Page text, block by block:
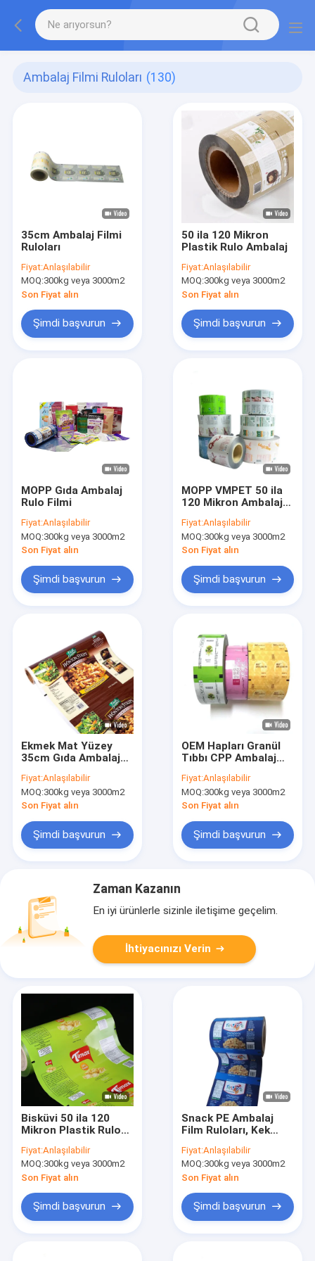
Ambalaj Filmi Ruloları (130)
35cm Ambalaj Filmi
Ruloları
Fiyat:Anlaşılabilir
MOQ:300kg veya 3000m2
Son Fiyat alın
Şimdi başvurun
50 ila 120 Mikron
Plastik Rulo Ambalaj
Fiyat:Anlaşılabilir
MOQ:300kg veya 3000m2
Son Fiyat alın
Şimdi başvurun
MOPP Gıda Ambalaj
Rulo Filmi
Fiyat:Anlaşılabilir
MOQ:300kg veya 3000m2
Son Fiyat alın
Şimdi başvurun
MOPP VMPET 50 ila
120 Mikron Ambalaj
Fiyat:Anlaşılabilir
MOQ:300kg veya 3000m2
Son Fiyat alın
Şimdi başvurun
Ekmek Mat Yüzey
35cm Gıda Ambalaj
Fiyat:Anlaşılabilir
MOQ:300kg veya 3000m2
Son Fiyat alın
Şimdi başvurun
OEM Hapları Granül
Tıbbı CPP Ambalaj
Fiyat:Anlaşılabilir
MOQ:300kg veya 3000m2
Son Fiyat alın
Şimdi başvurun
Zaman Kazanın
En iyi ürünlerle sizinle iletişime geçelim.
İhtiyacınızı Verin
Bisküvi 50 ila 120
Mikron Plastik Rulo
Geçirmez
Fiyat:Anlaşılabilir
MOQ:300kg veya 3000m2
Son Fiyat alın
Şimdi başvurun
Snack PE Ambalaj
Film Ruloları, Kek
Ambalajı
Fiyat:Anlaşılabilir
MOQ:300kg veya 3000m2
Son Fiyat alın
Şimdi başvurun